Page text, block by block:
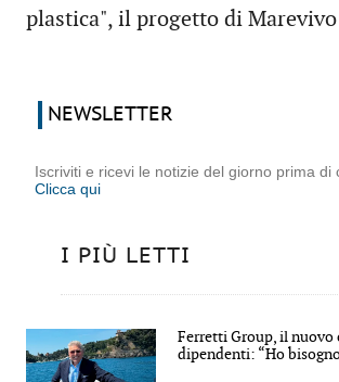
plastica", il progetto di
NEWSLETTER
Iscriviti e ricevi le notizie del giorno prima di
Clicca qui
I PIÙ LETTI
Ferretti Group, il nuovo
dipendenti: “Ho